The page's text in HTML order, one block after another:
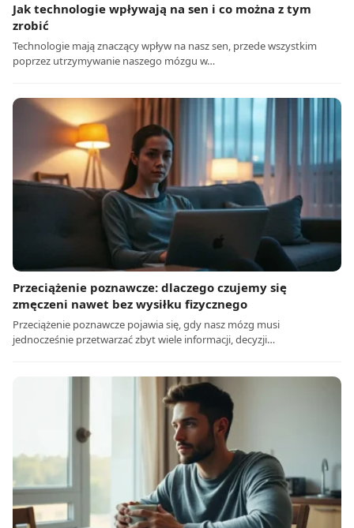
Jak technologie wpływają na sen i co można z tym
zrobić
Technologie mają znaczący wpływ na nasz sen, przede wszystkim
poprzez utrzymywanie naszego mózgu w…
Przeciążenie poznawcze: dlaczego czujemy się
zmęczeni nawet bez wysiłku fizycznego
Przeciążenie poznawcze pojawia się, gdy nasz mózg musi
jednocześnie przetwarzać zbyt wiele informacji, decyzji…